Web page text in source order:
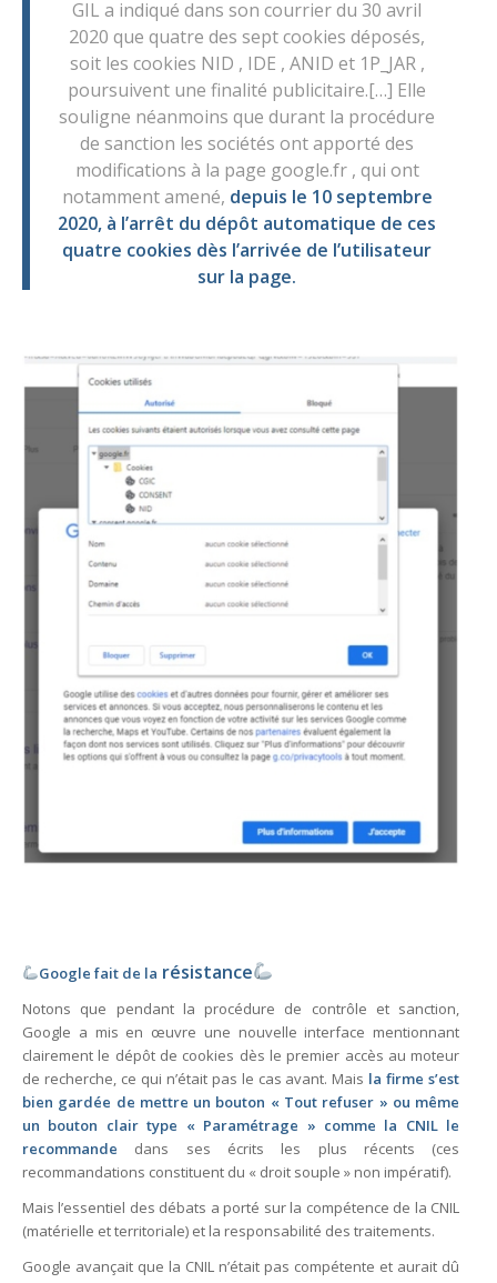
GIL a indiqué dans son courrier du 30 avril
2020 que quatre des sept cookies déposés,
soit les cookies NID , IDE , ANID et 1P_JAR ,
poursuivent une finalité publicitaire.[…] Elle
souligne néanmoins que durant la procédure
de sanction les sociétés ont apporté des
modifications à la page google.fr , qui ont
notamment amené, depuis le 10 septembre
2020, à l’arrêt du dépôt automatique de ces
quatre cookies dès l’arrivée de l’utilisateur
sur la page.
Google fait de la résistance
Notons que pendant la procédure de contrôle et sanction,
Google a mis en œuvre une nouvelle interface mentionnant
clairement le dépôt de cookies dès le premier accès au moteur
de recherche, ce qui n’était pas le cas avant. Mais la firme s’est
bien gardée de mettre un bouton « Tout refuser » ou même
un bouton clair type « Paramétrage » comme la CNIL le
recommande dans ses écrits les plus récents (ces
recommandations constituent du « droit souple » non impératif).
Mais l’essentiel des débats a porté sur la compétence de la CNIL
(matérielle et territoriale) et la responsabilité des traitements.
Google avançait que la CNIL n’était pas compétente et aurait dû